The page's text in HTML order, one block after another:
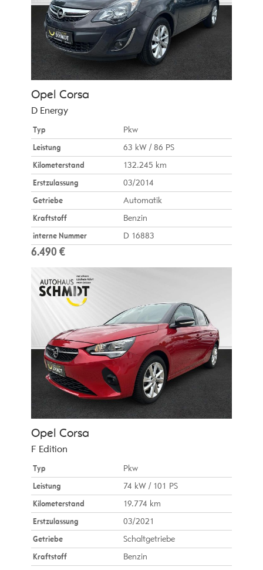
Opel Corsa
D Energy
Typ
Pkw
Leistung
63 kW / 86 PS
Kilometerstand
132.245 km
Erstzulassung
03/2014
Getriebe
Automatik
Kraftstoff
Benzin
interne Nummer
D 16883
6.490 €
Opel Corsa
F Edition
Typ
Pkw
Leistung
74 kW / 101 PS
Kilometerstand
19.774 km
Erstzulassung
03/2021
Getriebe
Schaltgetriebe
Kraftstoff
Benzin